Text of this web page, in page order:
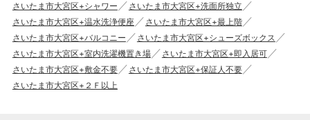
さいたま市大宮区+シャワー
さいたま市大宮区+洗面所独立
さいたま市大宮区+温水洗浄便座
さいたま市大宮区+最上階
さいたま市大宮区+バルコニー
さいたま市大宮区+シューズボックス
さいたま市大宮区+室内洗濯機置き場
さいたま市大宮区+即入居可
さいたま市大宮区+敷金不要
さいたま市大宮区+保証人不要
さいたま市大宮区+２Ｆ以上